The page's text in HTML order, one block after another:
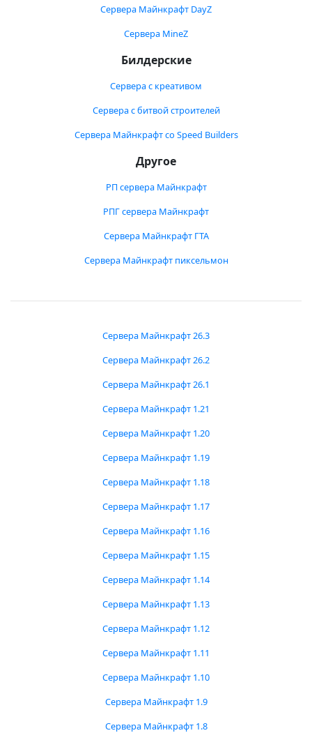
Сервера Майнкрафт DayZ
Сервера MineZ
Билдерские
Сервера с креативом
Сервера с битвой строителей
Сервера Майнкрафт со Speed Builders
Другое
РП сервера Майнкрафт
РПГ сервера Майнкрафт
Сервера Майнкрафт ГТА
Сервера Майнкрафт пиксельмон
Сервера Майнкрафт 26.3
Сервера Майнкрафт 26.2
Сервера Майнкрафт 26.1
Сервера Майнкрафт 1.21
Сервера Майнкрафт 1.20
Сервера Майнкрафт 1.19
Сервера Майнкрафт 1.18
Сервера Майнкрафт 1.17
Сервера Майнкрафт 1.16
Сервера Майнкрафт 1.15
Сервера Майнкрафт 1.14
Сервера Майнкрафт 1.13
Сервера Майнкрафт 1.12
Сервера Майнкрафт 1.11
Сервера Майнкрафт 1.10
Сервера Майнкрафт 1.9
Сервера Майнкрафт 1.8